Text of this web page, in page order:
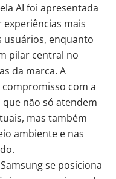
AI foi apresentada
mais
usuários, enquanto
pilar central no
da marca. A
com a
não só atendem
mas também
ambiente e nas
se posiciona